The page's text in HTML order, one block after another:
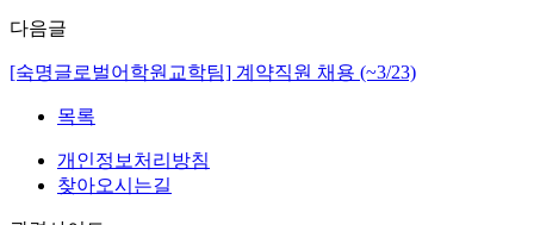
다음글
[숙명글로벌어학원교학팀] 계약직원 채용 (~3/23)
목록
개인정보처리방침
찾아오시는길